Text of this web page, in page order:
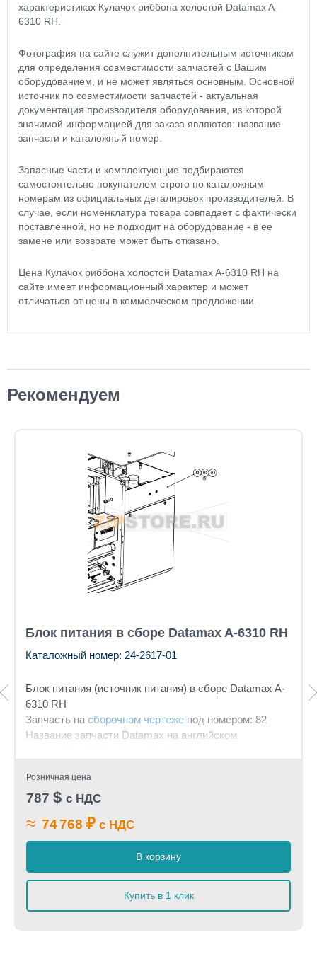
характеристиках Кулачок риббона холостой Datamax A-
6310 RH.
Фотография на сайте служит дополнительным источником
для определения совместимости запчастей с Вашим
оборудованием, и не может являться основным. Основной
источник по совместимости запчастей - актуальная
документация производителя оборудования, из которой
значимой информацией для заказа являются: название
запчасти и каталожный номер.
Запасные части и комплектующие подбираются
самостоятельно покупателем строго по каталожным
номерам из официальных деталировок производителей. В
случае, если номенклатура товара совпадает с фактически
поставленной, но не подходит на оборудование - в ее
замене или возврате может быть отказано.
Цена Кулачок риббона холостой Datamax A-6310 RH на
сайте имеет информационный характер и может
отличаться от цены в коммерческом предложении.
Рекомендуем
Блок питания в сборе Datamax A-6310 RH
Каталожный номер: 24-2617-01
Блок питания (источник питания) в сборе Datamax A-
6310 RH
Запчасть на сборочном чертеже под номером: 82
Название запчасти Datamax на английском
Розничная цена
787 $ с НДС
≈ 74 768 ₽ с НДС
В корзину
Купить в 1 клик